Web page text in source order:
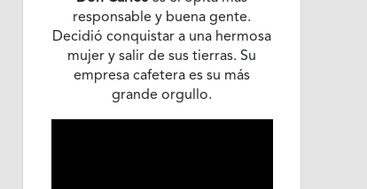
responsable y buena gente.
Decidió conquistar a una hermosa
mujer y salir de sus tierras. Su
empresa cafetera es su más
grande orgullo.